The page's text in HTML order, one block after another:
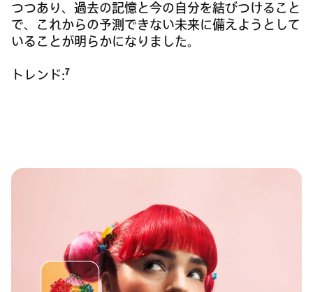
つつあり、過去の記憶と今の自分を結びつけること
で、これからの予測できない未来に備えようとして
いることが明らかになりました。
トレンド:7